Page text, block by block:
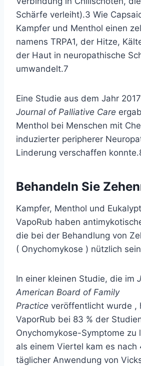
Schärfe verleiht).3 Wie
Kampfer und Menthol einen
namens TRPA1, der Hitze,
der Haut in neuropathische
umwandelt.7
Eine Studie aus dem Jahr
Journal of Palliative Care
Menthol bei Menschen mit
induzierter peripherer
Linderung verschaffen konnte.
Behandeln Sie
Kampfer, Menthol und
VapoRub haben
die bei der Behandlung von
( Onychomykose ) nützlich
In einer kleinen Studie, die im
American Board of Family
Practice veröffentlicht wurde ,
VaporRub bei 83 % der
Onychomykose-Symptome zu
als einem Viertel kam es
täglicher Anwendung von